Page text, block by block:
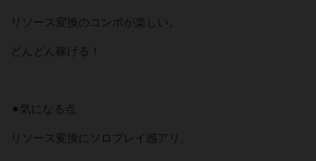
リソース変換のコンボが楽しい。
どんどん稼げる！
⚫︎気になる点
リソース変換にソロプレイ感アリ。